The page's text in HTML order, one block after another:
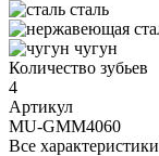
сталь
чугун
Количество зубьев
4
Артикул
MU-GMM4060
Все характеристики